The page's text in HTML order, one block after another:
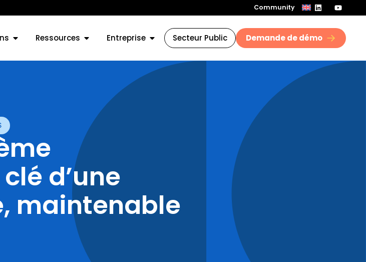
Community
Ressources Entreprise Secteur Public Demande de démo
d’une
maintenable